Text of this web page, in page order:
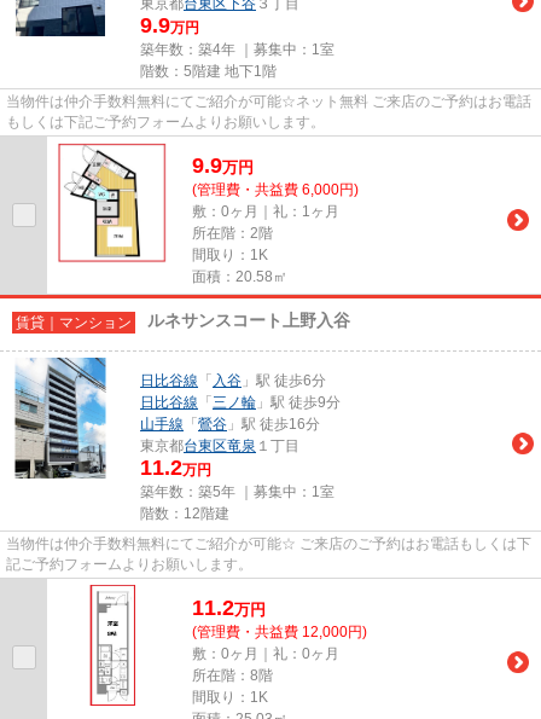
東京都台東区下谷 ３丁目
9.9万円
築年数：築4年 ｜募集中： 1室
階数：5階建 地下1階
当物件は仲介手数料無料にてご紹介が可能☆ネット無料 ご来店のご予約はお電話
もしくは下記ご予約フォームよりお願いします。
9.9万円
(管理費・共益費 6,000円)
敷：0ヶ月｜礼：1ヶ月
所在階：2階
間取り：1K
面積：20.58㎡
賃貸｜マンション ルネサンスコート上野入谷
日比谷線 「 入谷 」駅 徒歩6分
日比谷線 「 三ノ輪 」駅 徒歩9分
山手線 「 鶯谷 」駅 徒歩16分
東京都台東区竜泉 １丁目
11.2万円
築年数：築5年 ｜募集中： 1室
階数：12階建
当物件は仲介手数料無料にてご紹介が可能☆ ご来店のご予約はお電話もしくは下
記ご予約フォームよりお願いします。
11.2万円
(管理費・共益費 12,000円)
敷：0ヶ月｜礼：0ヶ月
所在階：8階
間取り：1K